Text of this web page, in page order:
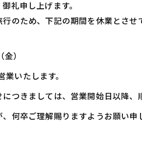
礼申し上げます。
のため、下記の期間を休業とさせ
）
いたします。
つきましては、営業開始日以降、
何卒ご理解賜りますようお願い申